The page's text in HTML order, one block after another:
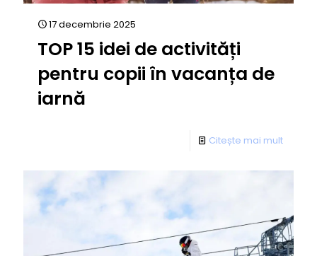
17 decembrie 2025
TOP 15 idei de activități
pentru copii în vacanța de
iarnă
Citește mai mult